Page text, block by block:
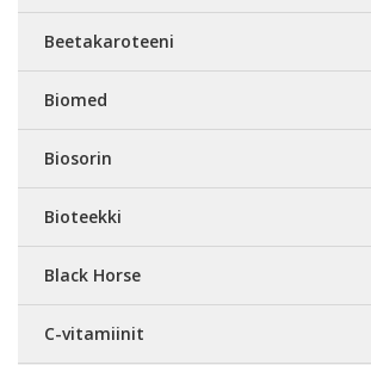
Beetakaroteeni
Biomed
Biosorin
Bioteekki
Black Horse
C-vitamiinit